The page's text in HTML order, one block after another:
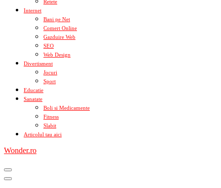
Retete
Internet
Bani pe Net
Comert Online
Gazduire Web
SEO
Web Design
Divertisment
Jocuri
Sport
Educatie
Sanatate
Boli si Medicamente
Fitness
Slabit
Articolul tau aici
Wonder.ro